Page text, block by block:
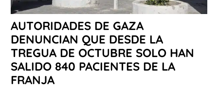
AUTORIDADES DE GAZA
DENUNCIAN QUE DESDE LA
TREGUA DE OCTUBRE SOLO HAN
SALIDO 840 PACIENTES DE LA
FRANJA